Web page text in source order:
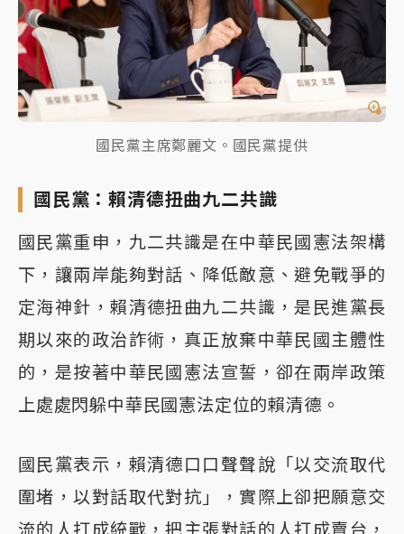
國民黨主席鄭麗文。國民黨提供
國民黨：賴清德扭曲九二共識
國民黨重申，九二共識是在中華民國憲法架構
下，讓兩岸能夠對話、降低敵意、避免戰爭的
定海神針，賴清德扭曲九二共識，是民進黨長
期以來的政治詐術，真正放棄中華民國主體性
的，是按著中華民國憲法宣誓，卻在兩岸政策
上處處閃躲中華民國憲法定位的賴清德。
國民黨表示，賴清德口口聲聲說「以交流取代
圍堵，以對話取代對抗」，實際上卻把願意交
流的人打成統戰，把主張對話的人打成賣台，